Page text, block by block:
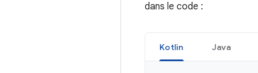
dans le code :
Kotlin Java